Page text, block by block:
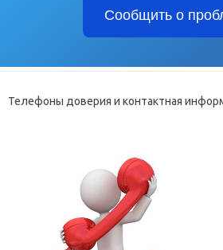
Сообщить о
Телефоны доверия и контактная